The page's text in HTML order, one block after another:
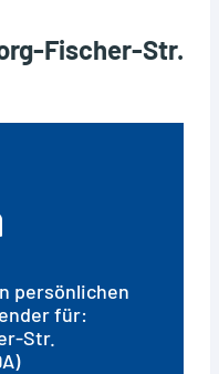
Fischer-Str.
persönlichen
für:
Str.